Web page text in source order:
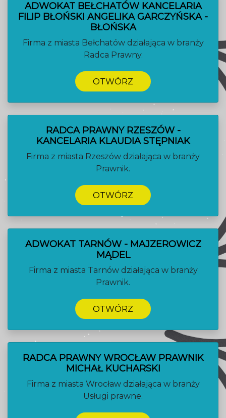
ADWOKAT BEŁCHATÓW KANCELARIA
FILIP BŁOŃSKI ANGELIKA GARCZYŃSKA -
BŁOŃSKA
Firma z miasta Bełchatów działająca w branży
Radca Prawny.
OTWÓRZ
RADCA PRAWNY RZESZÓW -
KANCELARIA KLAUDIA STĘPNIAK
Firma z miasta Rzeszów działająca w branży
Prawnik.
OTWÓRZ
ADWOKAT TARNÓW - MAJZEROWICZ
MĄDEL
Firma z miasta Tarnów działająca w branży
Prawnik.
OTWÓRZ
RADCA PRAWNY WROCŁAW PRAWNIK
MICHAŁ KUCHARSKI
Firma z miasta Wrocław działająca w branży
Usługi prawne.